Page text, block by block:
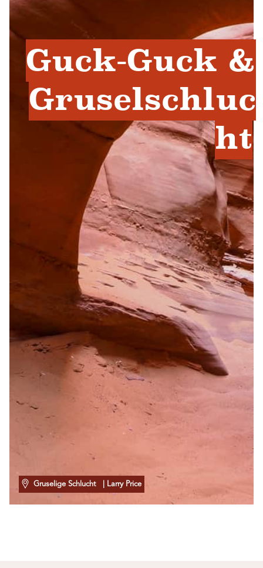
Guck-Guck &
Gruselschluc
ht
Gruselige Schlucht | Larry Price